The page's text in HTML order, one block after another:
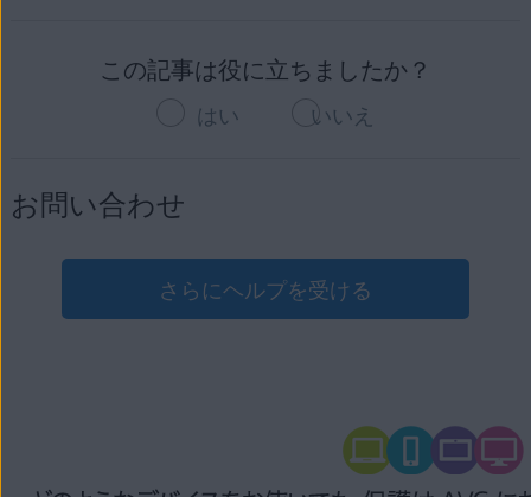
この記事は役に立ちましたか？
はい いいえ
お問い合わせ
さらにヘルプを受ける